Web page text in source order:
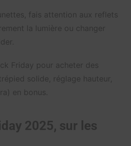
fais attention aux reflets
la lumière ou changer
Friday pour acheter des
solide, réglage hauteur,
en bonus.
2025, sur les